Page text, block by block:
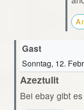
Gast
Sonntag, 12.
Azeztulit
Bei ebay gibt